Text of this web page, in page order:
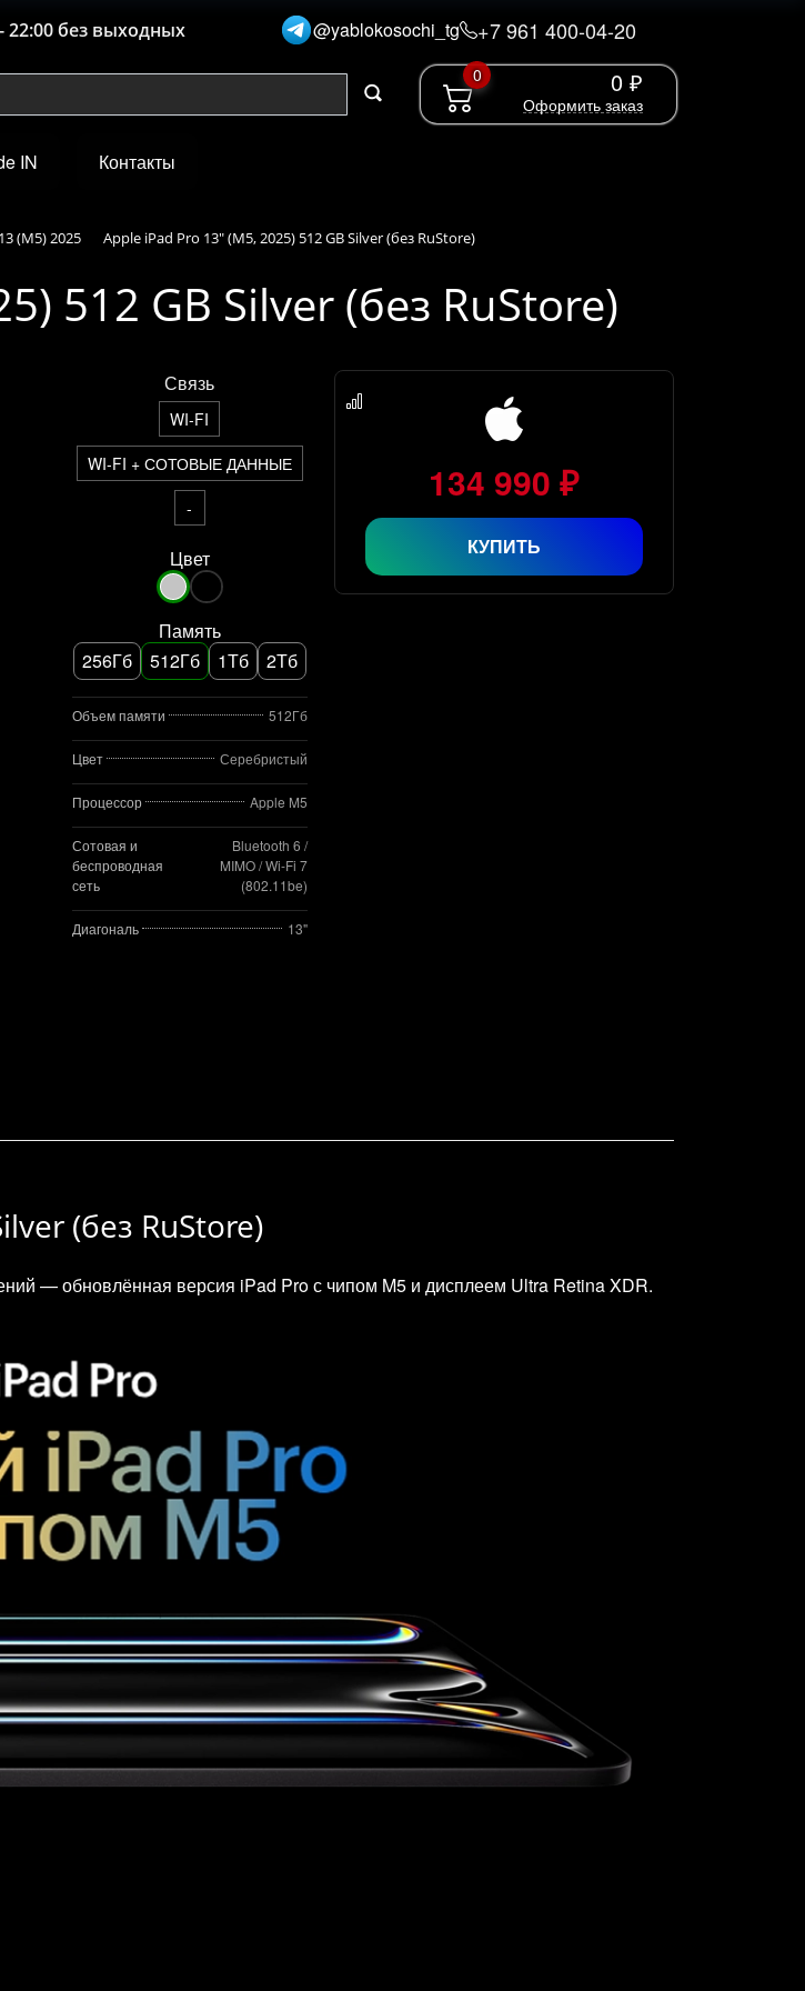
22:00 без выходных @yablokosochi_tg +7 961 400-04-20
0 0 ₽
Оформить заказ
IN Контакты
(M5) 2025 Apple iPad Pro 13" (M5, 2025) 512 GB Silver (без RuStore)
512 GB Silver (без RuStore)
Связь
WI-FI
WI-FI + СОТОВЫЕ ДАННЫЕ
-
Цвет
Память
256Гб
512Гб 1Тб 2Тб
Объем памяти 512Гб
Цвет Серебристый
Процессор Apple M5
Сотовая и
беспроводная
сеть
Bluetooth 6 /
MIMO / Wi‑Fi 7
(802.11be)
Диагональ 13"
134 990 ₽
КУПИТЬ
(без RuStore)
— обновлённая версия iPad Pro с чипом M5 и дисплеем Ultra Retina XDR.